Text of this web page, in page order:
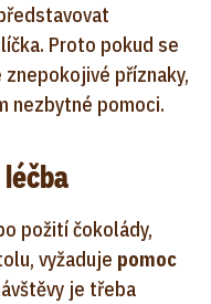
Proto pokud se
příznaky,
nezbytné pomoci.
požití čokolády,
vyžaduje pomoc
je třeba